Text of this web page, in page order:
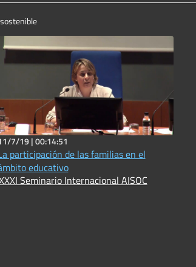
7/19 |00:14:51
participación de las familias en el
educativo
Seminario Internacional AISOC